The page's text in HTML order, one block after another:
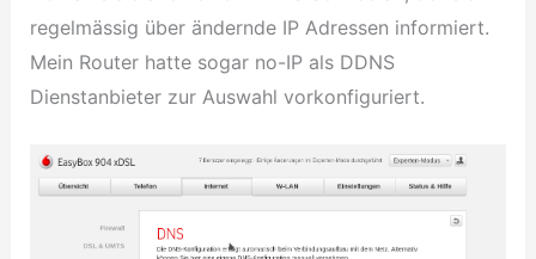
regelmässig über ändernde IP Adressen informiert.
Mein Router hatte sogar no-IP als DDNS
Dienstanbieter zur Auswahl vorkonfiguriert.